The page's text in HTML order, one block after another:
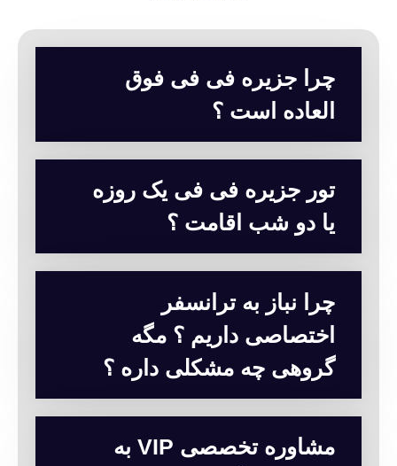
چرا جزیره فی فی فوق
العاده است ؟
تور جزیره فی فی یک روزه
یا دو شب اقامت ؟
چرا نباز به ترانسفر
اختصاصی داریم ؟ مگه
گروهی چه مشکلی داره ؟
مشاوره تخصصی VIP به